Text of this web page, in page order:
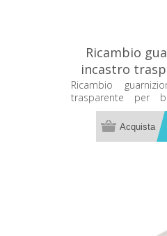
Ricambio
incastro
box doccia
Ricambio
trasparente per
GT5380